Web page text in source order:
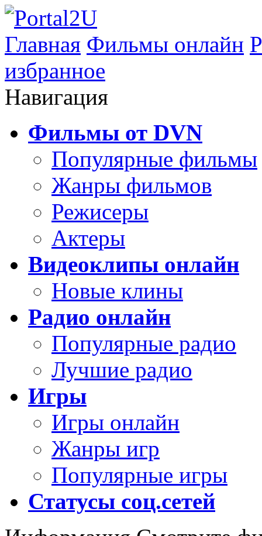
Главная Фильмы онлайн
избранное
Навигация
Фильмы от DVN
Популярные фильмы
Жанры фильмов
Режисеры
Актеры
Видеоклипы онлайн
Новые клины
Радио онлайн
Популярные радио
Лучшие радио
Игры
Игры онлайн
Жанры игр
Популярные игры
Статусы соц.сетей